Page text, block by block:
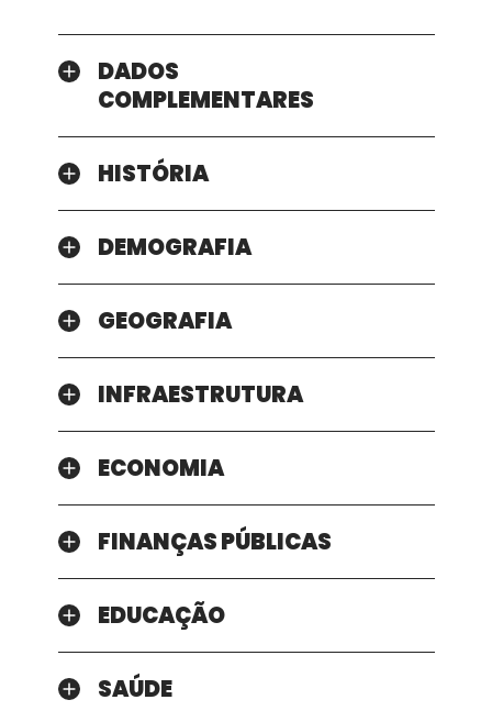
DADOS
COMPLEMENTARES
HISTÓRIA
DEMOGRAFIA
GEOGRAFIA
INFRAESTRUTURA
ECONOMIA
FINANÇAS PÚBLICAS
EDUCAÇÃO
SAÚDE